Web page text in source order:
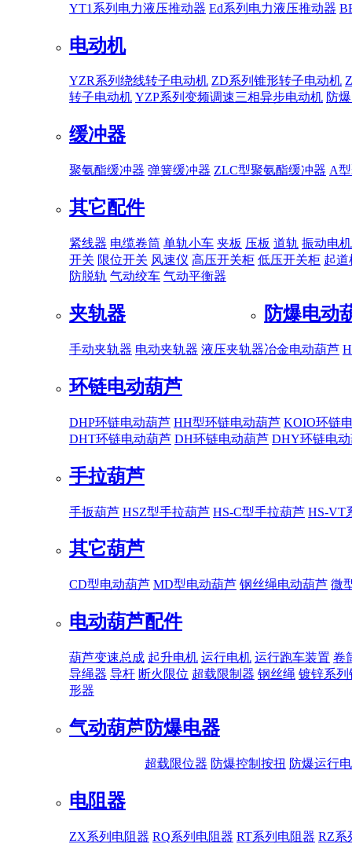
YT1系列电力液压推动器 Ed系列电力液压推动器
电动机
YZR系列绕线转子电动机 ZD系列锥形转子电动机
转子电动机 YZP系列变频调速三相异步电动机 防
缓冲器
聚氨酯缓冲器 弹簧缓冲器 ZLC型聚氨酯缓冲器 A
其它配件
紧线器 电缆卷筒 单轨小车 夹板 压板 道轨 振动电机
开关 限位开关 风速仪 高压开关柜 低压开关柜 起道
防脱轨 气动绞车 气动平衡器
夹轨器
手动夹轨器 电动夹轨器 液压夹轨器
防爆电动
冶金电动葫芦
环链电动葫芦
DHP环链电动葫芦 HH型环链电动葫芦 KOIO环链
DHT环链电动葫芦 DH环链电动葫芦 DHY环链电
手拉葫芦
手扳葫芦 HSZ型手拉葫芦 HS-C型手拉葫芦 HS-VT
其它葫芦
CD型电动葫芦 MD型电动葫芦 钢丝绳电动葫芦 微
电动葫芦配件
葫芦变速总成 起升电机 运行电机 运行跑车装置 卷
导绳器 导杆 断火限位 超载限制器 钢丝绳 镀锌系列
形器
气动葫芦防爆电器
超载限位器 防爆控制按扭 防爆运行
电阻器
ZX系列电阻器 RQ系列电阻器 RT系列电阻器 RZ系